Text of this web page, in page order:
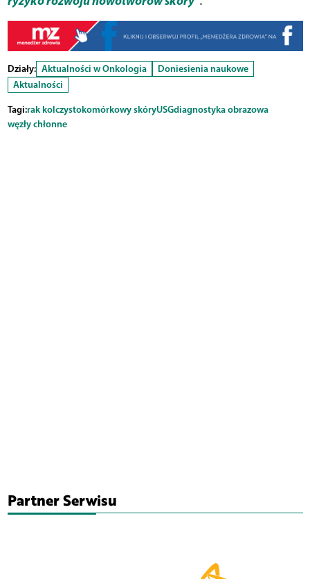
Działy: Aktualności w Onkologia
Doniesienia naukowe
Aktualności
Tagi:rak kolczystokomórkowy skóryUSGdiagnostyka obrazowa
węzły chłonne
Partner Serwisu